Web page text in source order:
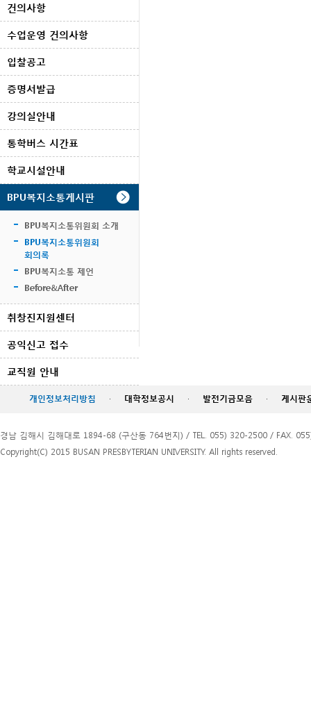
건의사항
수업운영 건의사항
입찰공고
증명서발급
강의실안내
통학버스 시간표
학교시설안내
BPU복지소통게시판
BPU복지소통위원회 소개
BPU복지소통위원회
회의록
BPU복지소통 제언
Before&After
취창진지원센터
공익신고 접수
교직원 안내
개인정보처리방침 · 대학정보공시 · 발전기금모음 · 게시판
경남 김해시 김해대로 1894-68 (구산동 764번지) / TEL. 055) 320-2500 / FAX.
Copyright(C) 2015 BUSAN PRESBYTERIAN UNIVERSITY. All rights reserved.